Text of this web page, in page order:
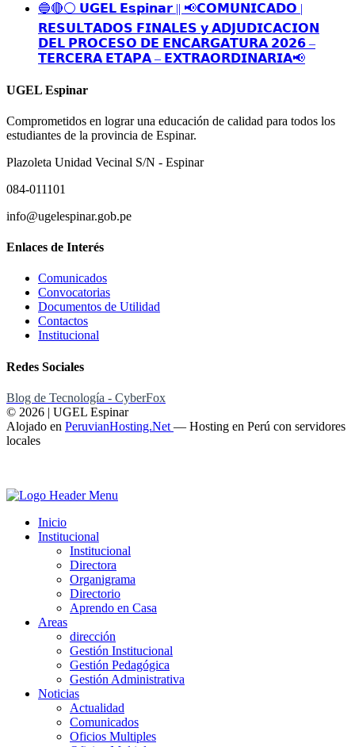
🔵🔴⚪️ 𝗨𝗚𝗘𝗟 𝗘𝘀𝗽𝗶𝗻𝗮𝗿 || 📢𝗖𝗢𝗠𝗨𝗡𝗜𝗖𝗔𝗗𝗢 |
𝗥𝗘𝗦𝗨𝗟𝗧𝗔𝗗𝗢𝗦 𝗙𝗜𝗡𝗔𝗟𝗘𝗦 𝘆 𝗔𝗗𝗝𝗨𝗗𝗜𝗖𝗔𝗖𝗜𝗢𝗡
𝗗𝗘𝗟 𝗣𝗥𝗢𝗖𝗘𝗦𝗢 𝗗𝗘 𝗘𝗡𝗖𝗔𝗥𝗚𝗔𝗧𝗨𝗥𝗔 𝟮𝟬𝟮𝟲 –
𝗧𝗘𝗥𝗖𝗘𝗥𝗔 𝗘𝗧𝗔𝗣𝗔 – 𝗘𝗫𝗧𝗥𝗔𝗢𝗥𝗗𝗜𝗡𝗔𝗥𝗜𝗔📢
UGEL Espinar
Comprometidos en lograr una educación de calidad para todos los
estudiantes de la provincia de Espinar.
Plazoleta Unidad Vecinal S/N - Espinar
084-011101
info@ugelespinar.gob.pe
Enlaces de Interés
Comunicados
Convocatorias
Documentos de Utilidad
Contactos
Institucional
Redes Sociales
Blog de Tecnología - CyberFox
© 2026 | UGEL Espinar
Alojado en PeruvianHosting.Net — Hosting en Perú con servidores
locales
Inicio
Institucional
Institucional
Directora
Organigrama
Directorio
Aprendo en Casa
Areas
dirección
Gestión Institucional
Gestión Pedagógica
Gestión Administrativa
Noticias
Actualidad
Comunicados
Oficios Multiples